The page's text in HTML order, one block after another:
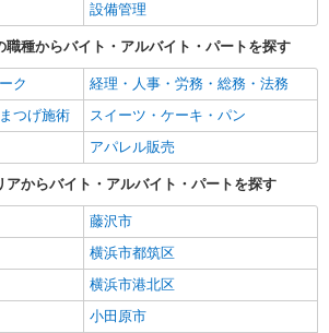
設備管理
職種からバイト・アルバイト・パートを探す
ク
経理・人事・労務・総務・法務
つげ施術
スイーツ・ケーキ・パン
アパレル販売
アからバイト・アルバイト・パートを探す
藤沢市
横浜市都筑区
横浜市港北区
小田原市